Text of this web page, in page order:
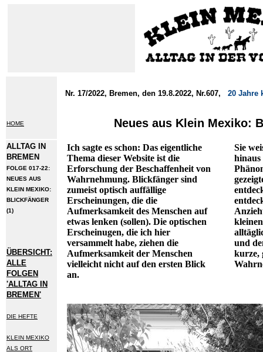
HOME
Nr. 17/2022, Bremen, den 19.8.2022, Nr.607, 20 Jahre
Neues aus Klein Mexiko:
ALLTAG IN
BREMEN
FOLGE 017-22:
NEUES AUS
KLEIN MEXIKO:
BLICKFÄNGER
(1)
ÜBERSICHT:
ALLE
FOLGEN
'ALLTAG IN
BREMEN'
DIE HEFTE
KLEIN MEXIKO
ALS ORT
Ich sagte es schon: Das eigentliche
Thema dieser Website ist die
Erforschung der Beschaffenheit von
Wahrnehmung. Blickfänger sind
zumeist optisch auffällige
Erscheinungen, die die
Aufmerksamkeit des Menschen auf
etwas lenken (sollen). Die optischen
Erscheinugen, die ich hier
versammelt habe, ziehen die
Aufmerksamkeit der Menschen
vielleicht nicht auf den ersten Blick
an.
Sie
hinaus
und
kurze,